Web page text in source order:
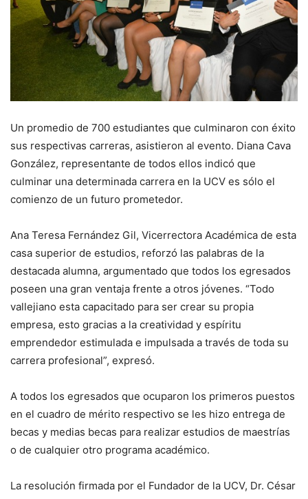
Un promedio de 700 estudiantes que culminaron con éxito
sus respectivas carreras, asistieron al evento. Diana Cava
González, representante de todos ellos indicó que
culminar una determinada carrera en la UCV es sólo el
comienzo de un futuro prometedor.
Ana Teresa Fernández Gil, Vicerrectora Académica de esta
casa superior de estudios, reforzó las palabras de la
destacada alumna, argumentado que todos los egresados
poseen una gran ventaja frente a otros jóvenes. “Todo
vallejiano esta capacitado para ser crear su propia
empresa, esto gracias a la creatividad y espíritu
emprendedor estimulada e impulsada a través de toda su
carrera profesional”, expresó.
A todos los egresados que ocuparon los primeros puestos
en el cuadro de mérito respectivo se les hizo entrega de
becas y medias becas para realizar estudios de maestrías
o de cualquier otro programa académico.
La resolución firmada por el Fundador de la UCV, Dr. César